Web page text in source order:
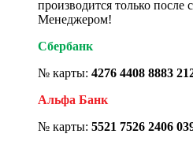
производится только после
Менеджером!
Сбербанк
№ карты: 4276 4408 8883
Альфа Банк
№ карты: 5521 7526 2406